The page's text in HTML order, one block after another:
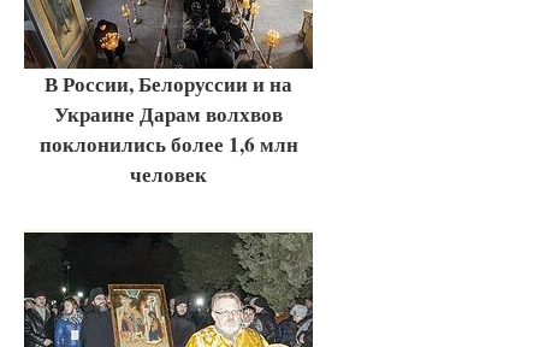
В России, Белоруссии и на
Украине Дарам волхвов
поклонились более 1,6 млн
человек